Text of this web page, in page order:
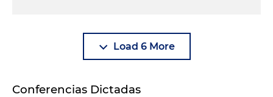
Load 6 More
Conferencias Dictadas